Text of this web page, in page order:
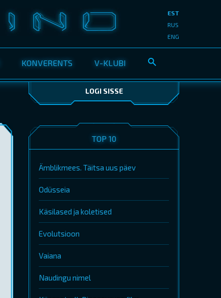
KONVERENTS V-KLUBI
EST
RUS
ENG
LOGI SISSE
TOP 10
Ämblikmees. Täitsa uus päev
Odüsseia
Käsilased ja koletised
Evolutsioon
Vaiana
Naudingu nimel